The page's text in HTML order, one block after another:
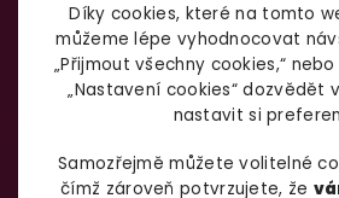
Díky cookies, které na tomto
můžeme lépe vyhodnocovat
„Přijmout všechny cookies,“
„Nastavení cookies“ dozvědět
nastavit si
Samozřejmě můžete volitelné
čímž zároveň potvrzujete, že
SHOWROOM